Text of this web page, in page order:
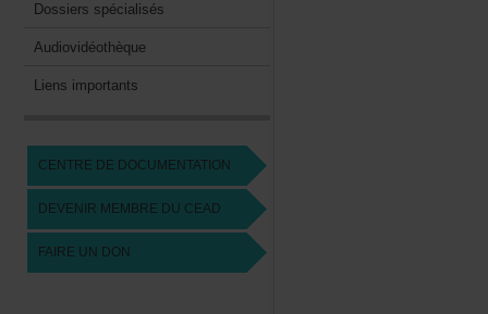
Dossiersspécialisés
Audiovidéothèque
Liensimportants
CENTREDEDOCUMENTATION
DEVENIRMEMBREDUCEAD
FAIREUNDON